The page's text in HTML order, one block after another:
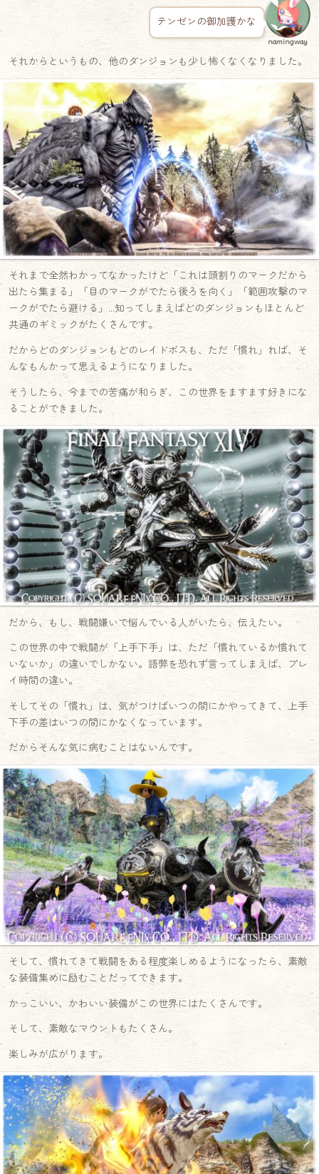
テンゼンの御加護かな
namingway
それからというもの、他のダンジョンも少し怖くなくなりました。
それまで全然わかってなかったけど「これは頭割りのマークだから
出たら集まる」「目のマークがでたら後ろを向く」「範囲攻撃のマ
ークがでたら避ける」…知ってしまえばどのダンジョンもほとんど
共通のギミックがたくさんです。
だからどのダンジョンもどのレイドボスも、ただ「慣れ」れば、そ
んなもんかって思えるようになりました。
そうしたら、今までの苦痛が和らぎ、この世界をますます好きにな
ることができました。
だから、もし、戦闘嫌いで悩んでいる人がいたら、伝えたい。
この世界の中で戦闘が「上手下手」は、ただ「慣れているか慣れて
いないか」の違いでしかない。語弊を恐れず言ってしまえば、プレ
イ時間の違い。
そしてその「慣れ」は、気がつけばいつの間にかやってきて、上手
下手の差はいつの間にかなくなっています。
だからそんな気に病むことはないんです。
そして、慣れてきて戦闘をある程度楽しめるようになったら、素敵
な装備集めに励むことだってできます。
かっこいい、かわいい装備がこの世界にはたくさんです。
そして、素敵なマウントもたくさん。
楽しみが広がります。